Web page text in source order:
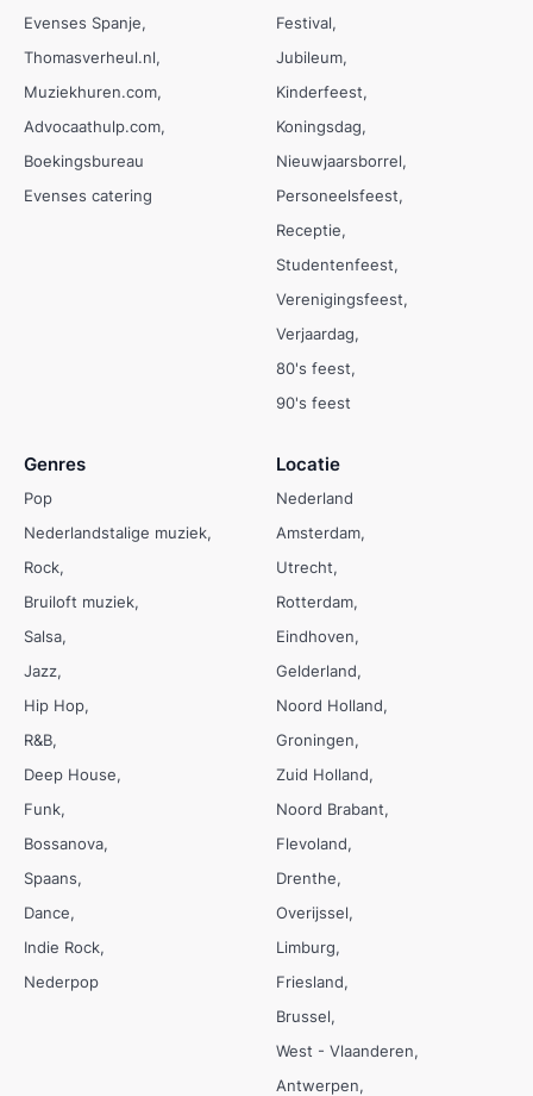
Evenses Spanje
Thomasverheul.nl
Muziekhuren.com
Advocaathulp.com
Boekingsbureau
Evenses catering
Festival
Jubileum
Kinderfeest
Koningsdag
Nieuwjaarsborrel
Personeelsfeest
Receptie
Studentenfeest
Verenigingsfeest
Verjaardag
80's feest
90's feest
Genres
Pop
Nederlandstalige muziek
Rock
Bruiloft muziek
Salsa
Jazz
Hip Hop
R&B
Deep House
Funk
Bossanova
Spaans
Dance
Indie Rock
Nederpop
Locatie
Nederland
Amsterdam
Utrecht
Rotterdam
Eindhoven
Gelderland
Noord Holland
Groningen
Zuid Holland
Noord Brabant
Flevoland
Drenthe
Overijssel
Limburg
Friesland
Brussel
West - Vlaanderen
Antwerpen